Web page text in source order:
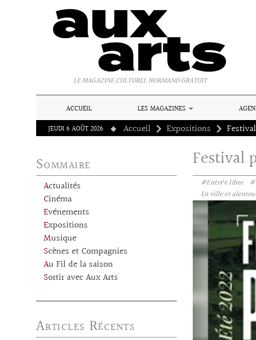
LE MAGAZINE CULTUREL NORMAND GRATUIT
ACCUEIL LES MAGAZINES
JEUDI 6 AOÛT 2026
Accueil Expositions
Sommaire
Actualités
Cinéma
Evénements
Expositions
Musique
Scènes et Compagnies
Au Fil de la saison
Sortir avec Aux Arts
Articles Récents
Festival
#Entrée libre
En ville et
Panneau de gestion des cookies